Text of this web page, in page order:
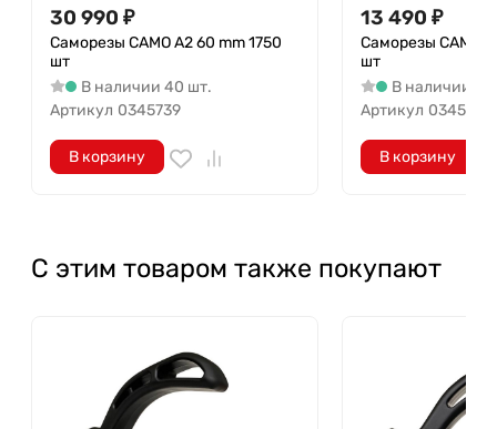
30 990 ₽
Саморезы CAMO A2 60 mm 1750
шт
В наличии 40 шт.
Артикул 0345739
В корзину
13 490 ₽
Саморезы CAMO
шт
В наличии 78
Артикул
В корзину
С этим товаром также покупают